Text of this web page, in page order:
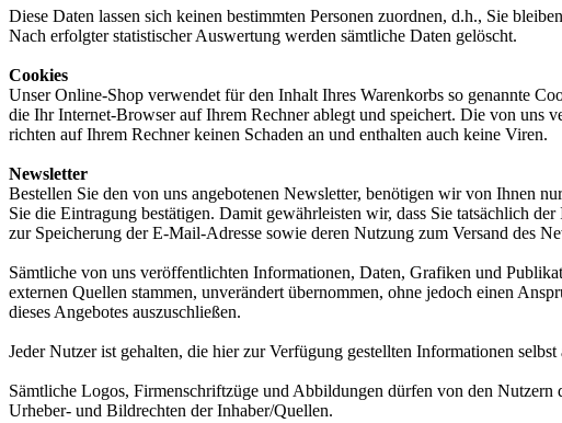
Diese Daten lassen sich keinen bestimmten Personen zuordnen, d.h., Sie
Nach erfolgter statistischer Auswertung werden sämtliche Daten gelöscht.
Cookies
Unser Online-Shop verwendet für den Inhalt Ihres Warenkorbs so genannte
die Ihr Internet-Browser auf Ihrem Rechner ablegt und speichert. Die von uns
richten auf Ihrem Rechner keinen Schaden an und enthalten auch keine Viren.
Newsletter
Bestellen Sie den von uns angebotenen Newsletter, benötigen wir von Ihnen
Sie die Eintragung bestätigen. Damit gewährleisten wir, dass Sie tatsächlich
zur Speicherung der E-Mail-Adresse sowie deren Nutzung zum Versand des
Sämtliche von uns veröffentlichten Informationen, Daten, Grafiken und
externen Quellen stammen, unverändert übernommen, ohne jedoch einen
dieses Angebotes auszuschließen.
Jeder Nutzer ist gehalten, die hier zur Verfügung gestellten Informationen
Sämtliche Logos, Firmenschriftzüge und Abbildungen dürfen von den
Urheber- und Bildrechten der Inhaber/Quellen.